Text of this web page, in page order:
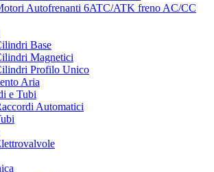
Autofrenanti 6ATC/ATK freno AC/CC
Base
Magnetici
Profilo Unico
Aria
e Tubi
Automatici